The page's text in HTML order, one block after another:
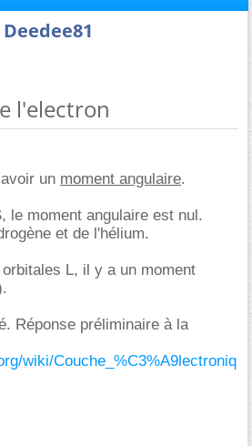
Deedee81
l'electron
un moment angulaire.
le moment angulaire est nul.
et de l'hélium.
L, il y a un moment
Réponse préliminaire à la
wiki/Couche_%C3%A9lectroniq